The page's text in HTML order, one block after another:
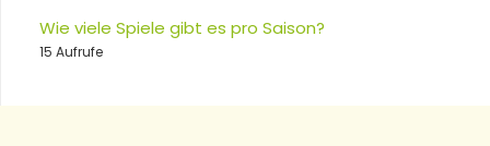
Wie viele Spiele gibt es pro Saison?
15 Aufrufe